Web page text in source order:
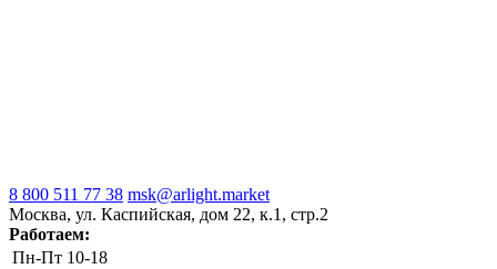
8 800 511 77 38 msk@arlight.market
Москва, ул. Каспийская, дом 22, к.1, стр.2
Работаем:
Пн-Пт 10-18